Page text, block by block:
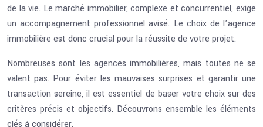
de la vie. Le marché immobilier, complexe et concurrentiel, exige
un accompagnement professionnel avisé. Le choix de l’agence
immobilière est donc crucial pour la réussite de votre projet.
Nombreuses sont les agences immobilières, mais toutes ne se
valent pas. Pour éviter les mauvaises surprises et garantir une
transaction sereine, il est essentiel de baser votre choix sur des
critères précis et objectifs. Découvrons ensemble les éléments
clés à considérer.